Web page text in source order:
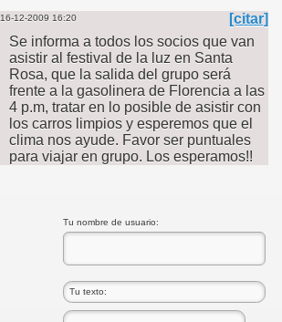
16-12-2009 16:20
[citar]
Se informa a todos los socios que van
asistir al festival de la luz en Santa
Rosa, que la salida del grupo será
frente a la gasolinera de Florencia a las
4 p.m, tratar en lo posible de asistir con
los carros limpios y esperemos que el
clima nos ayude. Favor ser puntuales
para viajar en grupo. Los esperamos!!
Tu nombre de usuario: